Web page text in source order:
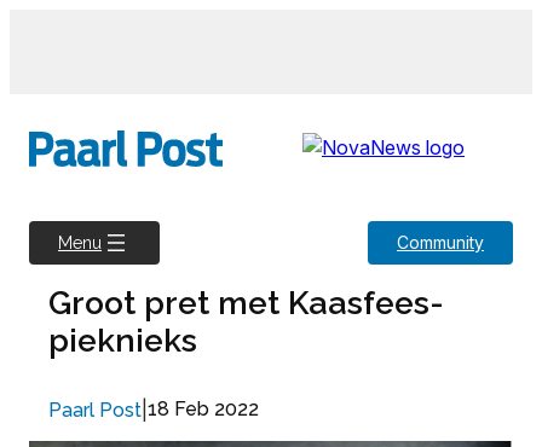
Menu Community
Groot pret met Kaasfees-
pieknieks
Paarl Post 18 Feb 2022